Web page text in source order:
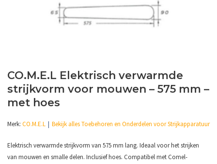
CO.M.E.L Elektrisch verwarmde
strijkvorm voor mouwen – 575 mm –
met hoes
Merk: CO.M.E.L Bekijk alles Toebehoren en Onderdelen voor Strijkapparatuur
Elektrisch verwarmde strijkvorm van 575 mm lang. Ideaal voor het strijken
van mouwen en smalle delen. Inclusief hoes. Compatibel met Comel-